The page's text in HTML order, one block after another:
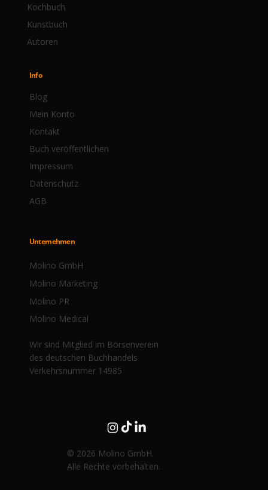
Wir sind Mitglied im Börsenverein
des deutschen Buchhandels
Verkehrsnummer 14985
Kochbuch
Kunstbuch
Autoren
Info
Blog
Mein Konto
Kontakt
Buch veröffentlichen
Impressum
Datenschutz
AGB
Unternehmen
Molino GmbH
Molino Marketing
Molino PR
Molino Medical
© 2026 Molino GmbH.
Alle Rechte vorbehalten.